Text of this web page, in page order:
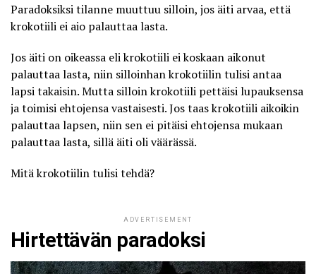
Paradoksiksi tilanne muuttuu silloin, jos äiti arvaa, että
krokotiili ei aio palauttaa lasta.
Jos äiti on oikeassa eli krokotiili ei koskaan aikonut
palauttaa lasta, niin silloinhan krokotiilin tulisi antaa
lapsi takaisin. Mutta silloin krokotiili pettäisi lupauksensa
ja toimisi ehtojensa vastaisesti. Jos taas krokotiili aikoikin
palauttaa lapsen, niin sen ei pitäisi ehtojensa mukaan
palauttaa lasta, sillä äiti oli väärässä.
Mitä krokotiilin tulisi tehdä?
ADVERTISEMENT
Hirtettävän paradoksi